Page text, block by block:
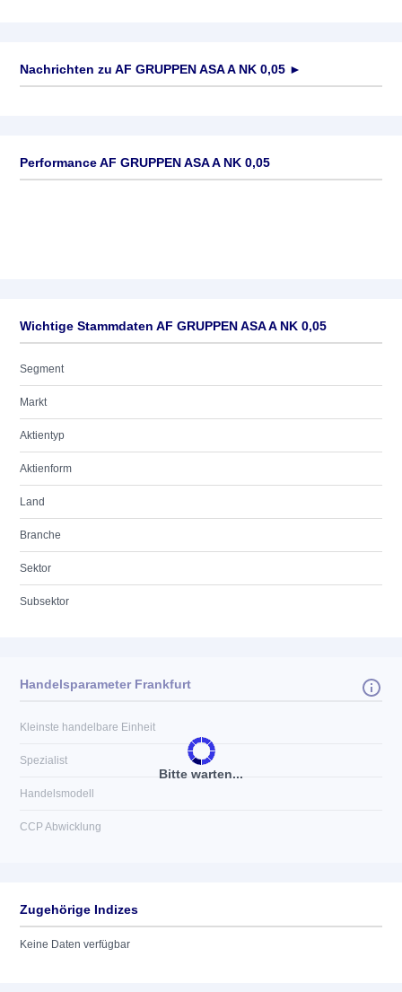
Nachrichten zu AF GRUPPEN ASA A NK 0,05 ►
Performance AF GRUPPEN ASA A NK 0,05
Wichtige Stammdaten AF GRUPPEN ASA A NK 0,05
Segment
Markt
Aktientyp
Aktienform
Land
Branche
Sektor
Subsektor
Bitte warten...
Handelsparameter Frankfurt
Kleinste handelbare Einheit
Spezialist
Handelsmodell
CCP Abwicklung
Zugehörige Indizes
Keine Daten verfügbar